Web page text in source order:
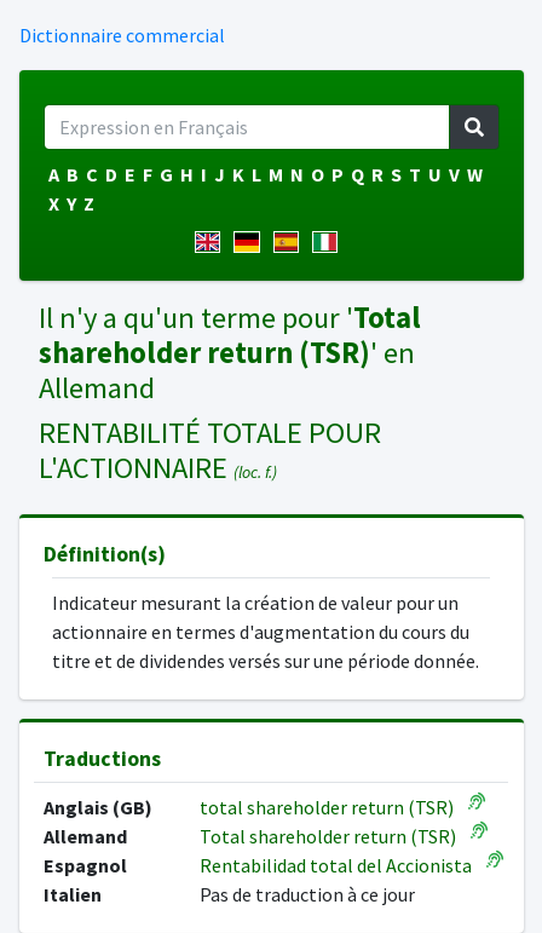
Dictionnaire commercial
A B C D E F G H I J K L M N O P Q R S T U V W
X Y Z
Il n'y a qu'un terme pour 'Total
shareholder return (TSR)' en
Allemand
RENTABILITÉ TOTALE POUR
L'ACTIONNAIRE (loc. f.)
Définition(s)
Indicateur mesurant la création de valeur pour un
actionnaire en termes d'augmentation du cours du
titre et de dividendes versés sur une période donnée.
Traductions
Anglais (GB)
total shareholder return (TSR)
Allemand
Total shareholder return (TSR)
Espagnol
Rentabilidad total del Accionista
Italien
Pas de traduction à ce jour